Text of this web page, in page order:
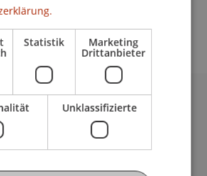
bis zum 12. März ist nötig.
Statistik Marketing
Drittanbieter
Unklassifizierte